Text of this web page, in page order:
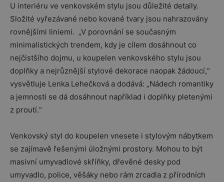
U interiéru ve venkovském stylu jsou důležité detaily.
Složité vyřezávané nebo kované tvary jsou nahrazovány
rovnějšími liniemi. „V porovnání se současným
minimalistických trendem, kdy je cílem dosáhnout co
nejčistšího dojmu, u koupelen venkovského stylu jsou
doplňky a nejrůznější stylové dekorace naopak žádoucí,“
vysvětluje Lenka Lehečková a dodává: „Nádech romantiky
a jemnosti se dá dosáhnout například i doplňky pletenými
z proutí.“
Venkovský styl do koupelen vnesete i stylovým nábytkem
se zajímavě řešenými úložnými prostory. Mohou to být
masivní umyvadlové skříňky, dřevěné desky pod
umyvadlo, police, věšáky nebo rám zrcadla z přírodních